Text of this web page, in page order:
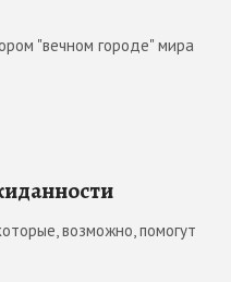
"вечном городе" мира
возможно, помогут